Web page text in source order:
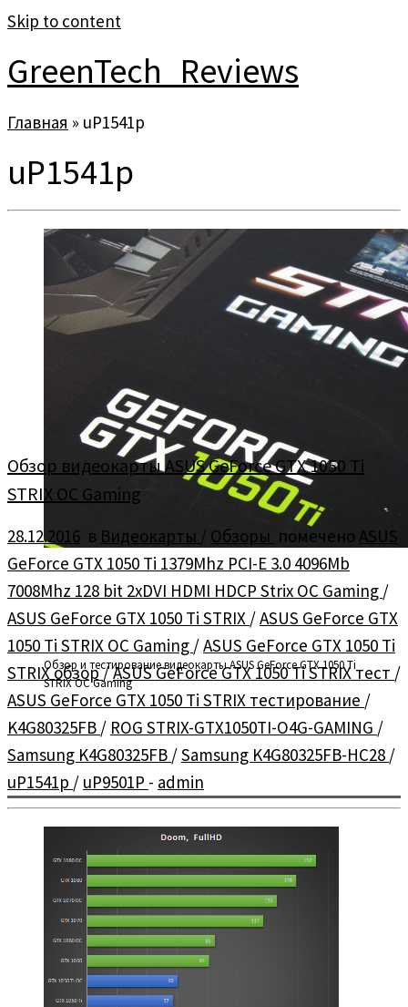
Skip to content
GreenTech_Reviews
Главная » uP1541p
uP1541p
Обзор и тестирование видеокарты ASUS GeForce GTX 1050 Ti
STRIX OC Gaming
Обзор видеокарты ASUS GeForce GTX 1050 Ti
STRIX OC Gaming
28.12.2016 в Видеокарты / Обзоры помечено ASUS
GeForce GTX 1050 Ti 1379Mhz PCI-E 3.0 4096Mb
7008Mhz 128 bit 2xDVI HDMI HDCP Strix OC Gaming /
ASUS GeForce GTX 1050 Ti STRIX /ASUS GeForce GTX
1050 Ti STRIX OC Gaming /ASUS GeForce GTX 1050 Ti
STRIX обзор/ASUS GeForce GTX 1050 Ti STRIX тест /
ASUS GeForce GTX 1050 Ti STRIX тестирование /
K4G80325FB / ROG STRIX-GTX1050TI-O4G-GAMING /
Samsung K4G80325FB /Samsung K4G80325FB-HC28 /
uP1541p / uP9501P - admin